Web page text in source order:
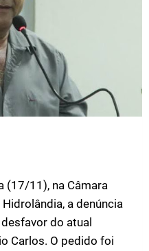
(17/11), na Câmara
a denúncia
do atual
Carlos. O pedido foi